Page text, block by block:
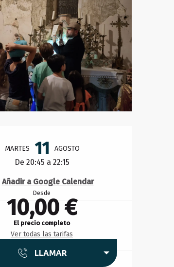
y datos de
MARTES 11 AGOSTO
De 20:45 a 22:15
Añadir a Google Calendar
Desde
10,00 €
El precio completo
Ver todas las tarifas
LLAMAR